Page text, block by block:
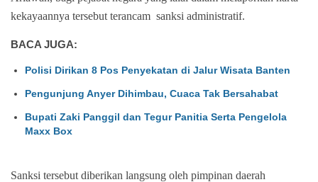
kekayaannya tersebut terancam sanksi administratif.
BACA JUGA:
Polisi Dirikan 8 Pos Penyekatan di Jalur Wisata Banten
Pengunjung Anyer Dihimbau, Cuaca Tak Bersahabat
Bupati Zaki Panggil dan Tegur Panitia Serta Pengelola
Maxx Box
Sanksi tersebut diberikan langsung oleh pimpinan daerah